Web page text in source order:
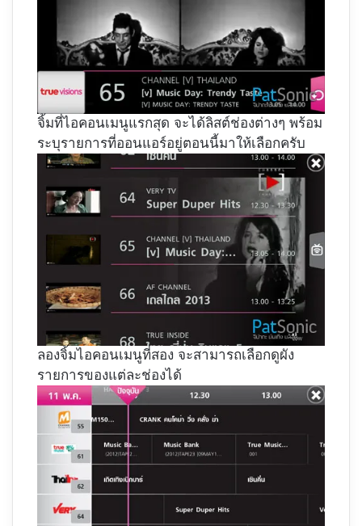
จิ้มที่ไอคอนเมนูแรกสุด จะได้ลิสต์ช่องต่างๆ พร้อม
ระบุรายการที่ออนแอร์อยู่ตอนนี้มาให้เลือกครับ
ลองจิ้มไอคอนเมนูที่สอง จะสามารถเลือกดูผัง
รายการของแต่ละช่องได้